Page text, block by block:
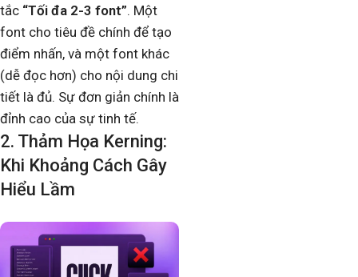
tắc “Tối đa 2-3 font”. Một
font cho tiêu đề chính để tạo
điểm nhấn, và một font khác
(dễ đọc hơn) cho nội dung chi
tiết là đủ. Sự đơn giản chính là
đỉnh cao của sự tinh tế.
2. Thảm Họa Kerning:
Khi Khoảng Cách Gây
Hiểu Lầm